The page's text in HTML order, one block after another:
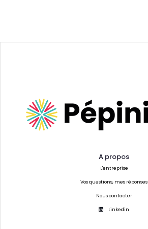
A propos
L'entreprise
Vos questions, mes réponses
Nous contacter
Linkedin